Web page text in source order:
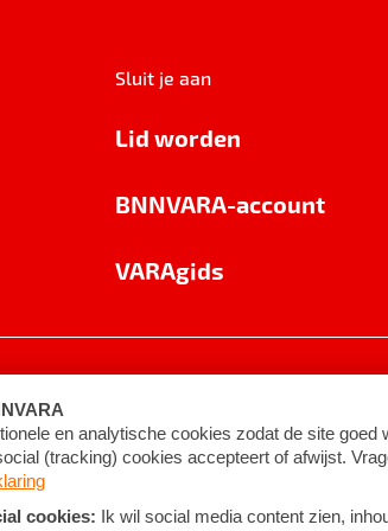
Sluit je aan
Lid worden
BNNVARA-account
VARAgids
voorwaarden ©2026BNNVARA